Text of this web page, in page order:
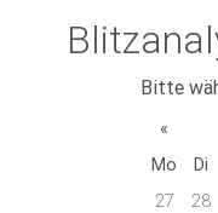
Bitte
«
Mo
Di
27
28